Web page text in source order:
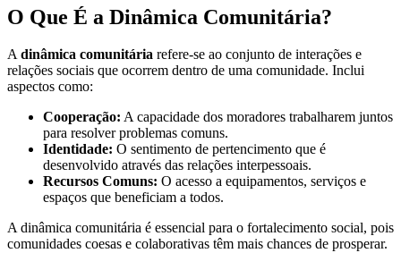
O Que É a Dinâmica Comunitária?
Adinâmica comunitária refere-se ao conjunto de interações e
relações sociais que ocorrem dentro de uma comunidade. Inclui
aspectos como:
Cooperação: A capacidade dos moradores trabalharem juntos
para resolver problemas comuns.
Identidade: O sentimento de pertencimento que é
desenvolvido através das relações interpessoais.
Recursos Comuns: O acesso a equipamentos, serviços e
espaços que beneficiam a todos.
A dinâmica comunitária é essencial para o fortalecimento social, pois
comunidades coesas e colaborativas têm mais chances de prosperar.